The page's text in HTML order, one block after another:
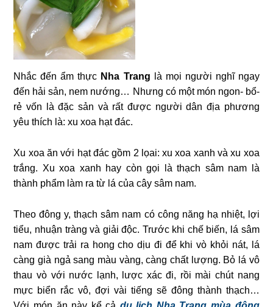
Nhắc đến ẩm thực Nha Trang là mọi người nghĩ ngay
đến hải sản, nem nướng… Nhưng có một món ngon- bổ-
rẻ vốn là đặc sản và rất được người dân địa phương
yêu thích là: xu xoa hạt đác.
Xu xoa ăn với hạt đác gồm 2 lọai: xu xoa xanh và xu xoa
trắng. Xu xoa xanh hay còn gọi là thạch sâm nam là
thành phẩm làm ra từ lá của cây sâm nam.
Theo đông y, thạch sâm nam có công năng hạ nhiệt, lợi
tiểu, nhuận tràng và giải độc. Trước khi chế biến, lá sâm
nam được trải ra hong cho dịu đi để khi vò khỏi nát, lá
càng già ngả sang màu vàng, càng chất lượng. Bỏ lá vô
thau vò với nước lạnh, lược xác đi, rồi mài chút nang
mực biển rắc vô, đợi vài tiếng sẽ đông thành thạch…